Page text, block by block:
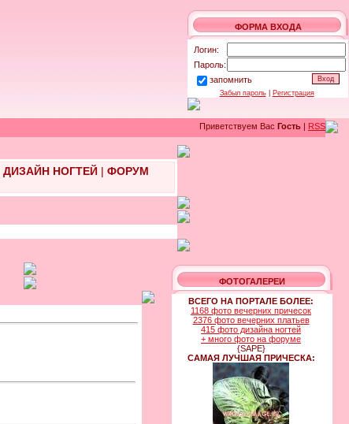
ФОРМА ВХОДА
Логин:
Пароль:
запомнить
Забыл пароль| Регистрация
Приветствуем Вас Гость | RSS
ДИЗАЙН НОГТЕЙ| ФОРУМ
ФОТОГАЛЕРЕИ
ВСЕГО НА ПОРТАЛЕ БОЛЕЕ:
1168 фото вечерних причесок
2376 фото вечерних платьев
415 фото дизайна ногтей
+ много фото на форуме
{SAPE}
САМАЯ ЛУЧШАЯ ПРИЧЕСКА: